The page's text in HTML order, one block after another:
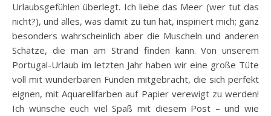
Urlaubsgefühlen überlegt. Ich liebe das Meer (wer tut das
nicht?), und alles, was damit zu tun hat, inspiriert mich; ganz
besonders wahrscheinlich aber die Muscheln und anderen
Schätze, die man am Strand finden kann. Von unserem
Portugal-Urlaub im letzten Jahr haben wir eine große Tüte
voll mit wunderbaren Funden mitgebracht, die sich perfekt
eignen, mit Aquarellfarben auf Papier verewigt zu werden!
Ich wünsche euch viel Spaß mit diesem Post – und wie